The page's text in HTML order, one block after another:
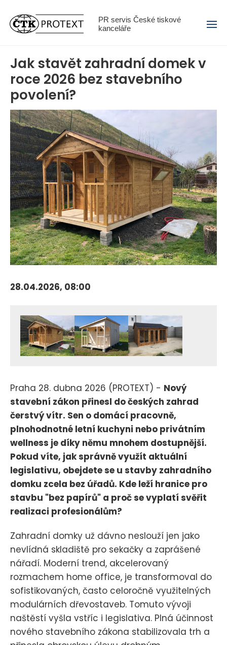
PR servis České tiskové
kanceláře
Menu
Jak stavět zahradní domek v
roce 2026 bez stavebního
povolení?
28.04.2026, 08:00
Praha 28. dubna 2026 (PROTEXT) - Nový
stavební zákon přinesl do českých zahrad
čerstvý vítr. Sen o domácí pracovně,
plnohodnotné letní kuchyni nebo privátním
wellness je díky němu mnohem dostupnější.
Pokud víte, jak správně využít aktuální
legislativu, obejdete se u stavby zahradního
domku zcela bez úřadů. Kde leží hranice pro
stavbu "bez papírů" a proč se vyplatí svěřit
realizaci profesionálům?
Zahradní domky už dávno neslouží jen jako
nevlídná skladiště pro sekačky a zaprášené
nářadí. Moderní trend, akcelerovaný
rozmachem home office, je transformoval do
sofistikovaných, často celoročně využitelných
modulárních dřevostaveb. Tomuto vývoji
naštěstí vyšla vstříc i legislativa. Plná účinnost
nového stavebního zákona stabilizovala trh a